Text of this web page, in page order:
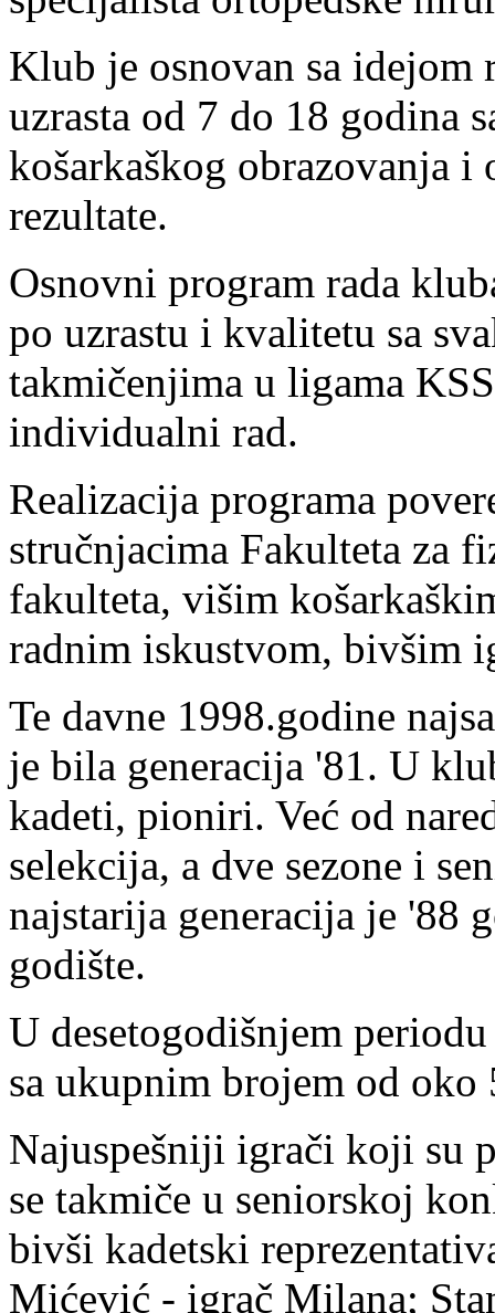
Klub je osnovan sa idejom
uzrasta od 7 do 18 godina
košarkaškog obrazovanja i
rezultate.
Osnovni program rada
po uzrastu i kvalitetu sa
takmičenjima u ligama
individualni rad.
Realizacija programa
stručnjacima Fakulteta za
fakulteta, višim
radnim iskustvom, bivšim
Te davne 1998.godine
je bila generacija '81. U
kadeti, pioniri. Već od
selekcija, a dve sezone i
najstarija generacija je '88
godište.
U desetogodišnjem
sa ukupnim brojem od oko
Najuspešniji igrači koji su
se takmiče u seniorskoj
bivši kadetski
Mićević - igrač Milana;